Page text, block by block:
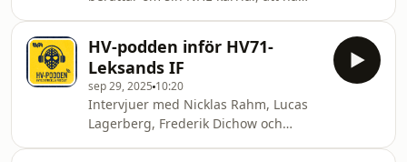
HV-podden inför HV71-
Leksands IF
sep 29, 2025 10:20
Intervjuer med Nicklas Rahm, Lucas
Lagerberg, Frederik Dichow och